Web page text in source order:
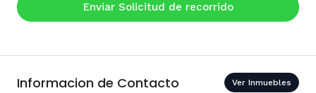
Enviar Solicitud de recorrido
Informacion de Contacto Ver Inmuebles